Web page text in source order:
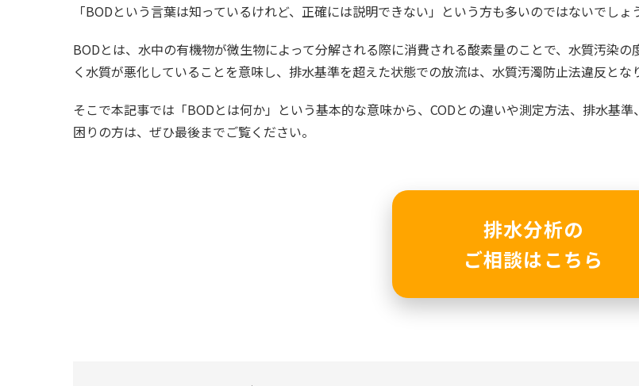
「BODという言葉は知っているけれど、正確には説明できない」という方も多いのではないでしょ
BODとは、水中の有機物が微生物によって分解される際に消費される酸素量のことで、水質汚染
く水質が悪化していることを意味し、排水基準を超えた状態での放流は、水質汚濁防止法違反とな
そこで本記事では「BODとは何か」という基本的な意味から、CODとの違いや測定方法、排水基
困りの方は、ぜひ最後までご覧ください。
排水分析の
ご相談はこちら